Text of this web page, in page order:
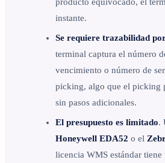
instante.
Se requiere trazabilidad
terminal captura el número
vencimiento o número de
picking, algo que el picking
sin pasos adicionales.
El presupuesto es limitado.
Honeywell EDA52 o el
licencia WMS estándar tiene